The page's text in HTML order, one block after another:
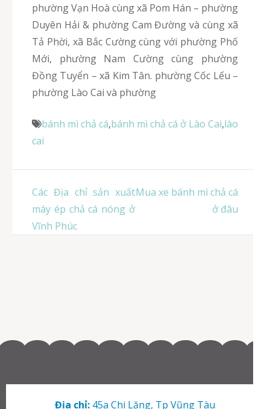
phường Vạn Hoà cùng xã Pom Hán – phường
Duyên Hải & phường Cam Đường và cùng xã
Tả Phời, xã Bắc Cường cùng với phường Phố
Mới, phường Nam Cường cùng phường
Đồng Tuyển – xã Kim Tân. phường Cốc Lếu –
phường Lào Cai và phường
bánh mì chả cá,bánh mì chả cá ở Lào Cai,lào
cai
Điều
hướng
bài
Các Địa chỉ sản xuất
máy ép chả cá nóng ở
Vĩnh Phúc
Mua xe bánh mì chả cá
ở đâu
Địa chỉ: 45a Chi Lăng, Tp Vũng Tàu